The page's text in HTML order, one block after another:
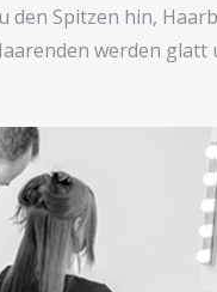
den Spitzen hin,
werden glatt